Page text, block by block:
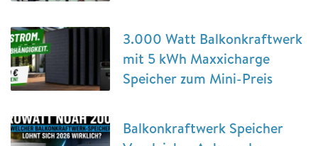
3.000 Watt Balkonkraftwerk
mit 5 kWh Maxxicharge
Speicher zum Mini-Preis
Balkonkraftwerk Speicher